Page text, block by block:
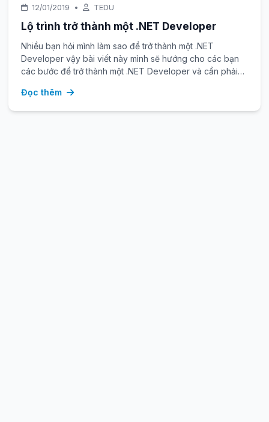
12/01/2019 • TEDU
Lộ trình trở thành một .NET Developer
Nhiều bạn hỏi mình làm sao để trở thành một .NET
Developer vậy bài viết này mình sẽ hướng cho các bạn
các bước để trở thành một .NET Developer và cần phải
Đọc thêm